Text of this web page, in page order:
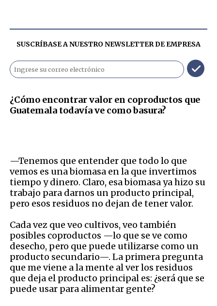
SUSCRÍBASE A NUESTRO NEWSLETTER DEEMPRESA
¿Cómo encontrar valor en coproductos que
Guatemala todavía ve como basura?
—Tenemos que entender que todo lo que
vemos es una biomasa en la que invertimos
tiempo y dinero. Claro, esa biomasa ya hizo su
trabajo para darnos un producto principal,
pero esos residuos no dejan de tener valor.
Cada vez que veo cultivos, veo también
posibles coproductos —lo que se ve como
desecho, pero que puede utilizarse como un
producto secundario—. La primera pregunta
que me viene a la mente al ver los residuos
que deja el producto principal es: ¿será que se
puede usar para alimentar gente?